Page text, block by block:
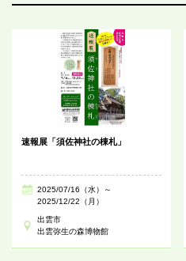
速報展「須佐神社の棟札」
2025/07/16（水）～
2025/12/22（月）
出雲市
出雲弥生の森博物館